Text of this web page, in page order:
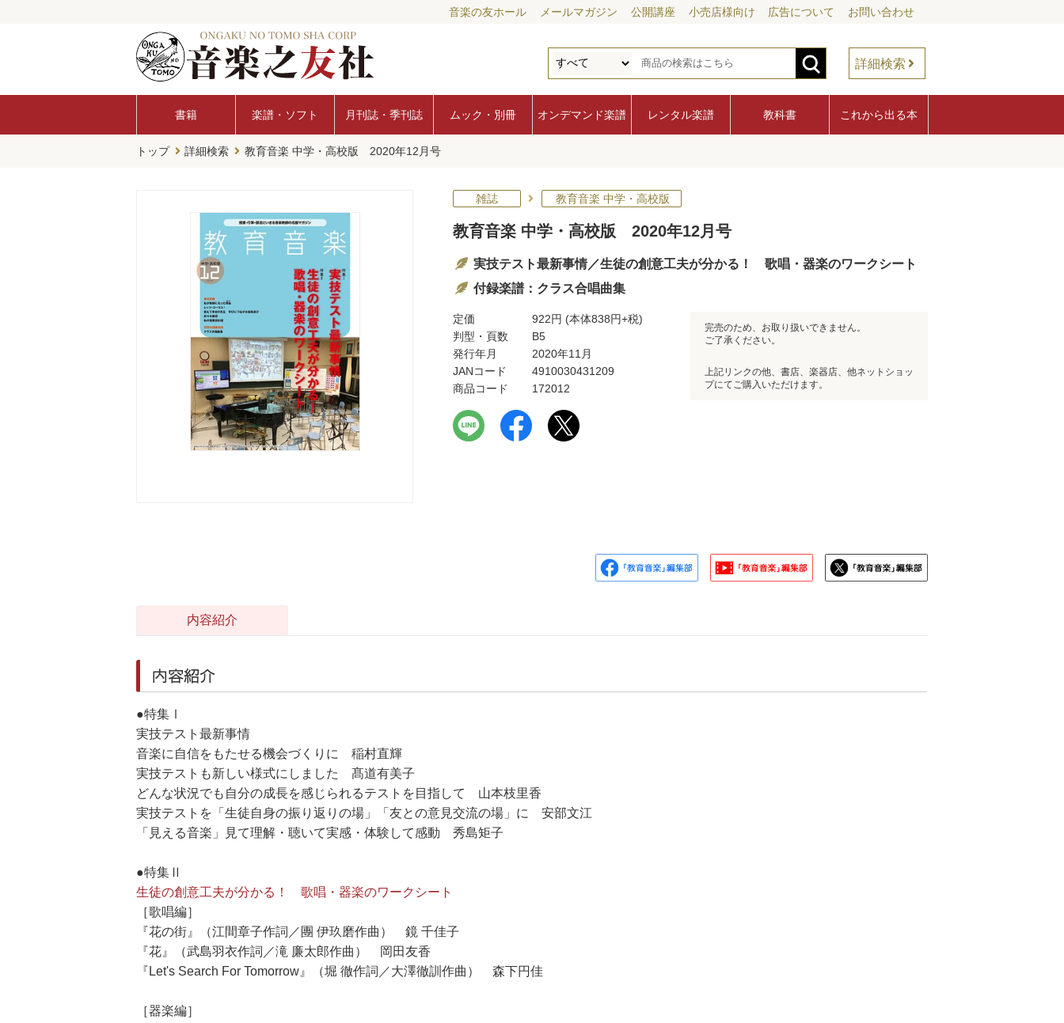
音楽の友ホール メールマガジン 公開講座 小売店様向け 広告について お問い合わせ
詳細検索
書籍 楽譜・ソフト 月刊誌・季刊誌 ムック・別冊 オンデマンド楽譜 レンタル楽譜 教科書 これから出る本
トップ 詳細検索 教育音楽 中学・高校版 2020年12月号
雑誌 教育音楽 中学・高校版
教育音楽 中学・高校版 2020年12月号
実技テスト最新事情／生徒の創意工夫が分かる！ 歌唱・器楽のワークシート
付録楽譜：クラス合唱曲集
定価 922円 (本体838円+税)
判型・頁数
B5
発行年月
2020年11月
JANコード
4910030431209
商品コード
172012
完売のため、お取り扱いできません。
ご了承ください。
上記リンクの他、書店、楽器店、他ネットショッ
プにてご購入いただけます。
内容紹介
内容紹介
●特集Ⅰ
実技テスト最新事情
音楽に自信をもたせる機会づくりに 稲村直輝
実技テストも新しい様式にしました 髙道有美子
どんな状況でも自分の成長を感じられるテストを目指して 山本枝里香
実技テストを「生徒自身の振り返りの場」「友との意見交流の場」に 安部文江
「見える音楽」見て理解・聴いて実感・体験して感動 秀島矩子
●特集Ⅱ
生徒の創意工夫が分かる！ 歌唱・器楽のワークシート
［歌唱編］
『花の街』（江間章子作詞／團 伊玖磨作曲） 鏡 千佳子
『花』（武島羽衣作詞／滝 廉太郎作曲） 岡田友香
『Let's Search For Tomorrow』（堀 徹作詞／大澤徹訓作曲） 森下円佳
［器楽編］